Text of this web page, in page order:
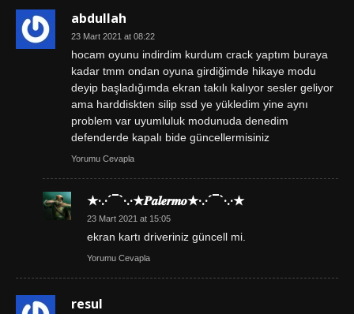
abdullah
23 Mart 2021 at 08:22
hocam oyunu indirdim kurdum crack yaptım buraya
kadar tmm ondan oyuna girdiğimde hikaye modu
deyip başladığımda ekran takılı kalıyor sesler geliyor
ama harddiskten silip ssd ye yükledim yine aynı
problem var uyumluluk modunuda denedim
defenderde kapalı bide güncellermisiniz
Yorumu Cevapla
★·.·´¯`·.·★𝑷𝒂𝒍𝒆𝒓𝒎𝒐★·.·´¯`·.·★
23 Mart 2021 at 15:05
ekran kartı driveriniz güncell mi.
Yorumu Cevapla
resul